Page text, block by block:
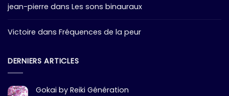
jean-pierre dans Les sons binauraux
Victoire dans Fréquences de la peur
DERNIERS ARTICLES
Gokai by Reiki Génération